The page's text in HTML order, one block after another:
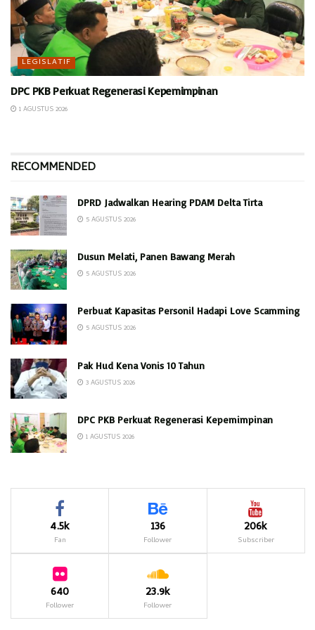
LEGISLATIF
DPC PKB Perkuat Regenerasi Kepemimpinan
1 AGUSTUS 2026
RECOMMENDED
DPRD Jadwalkan Hearing PDAM Delta Tirta
5 AGUSTUS 2026
Dusun Melati, Panen Bawang Merah
5 AGUSTUS 2026
Perbuat Kapasitas Personil Hadapi Love Scamming
5 AGUSTUS 2026
Pak Hud Kena Vonis 10 Tahun
3 AGUSTUS 2026
DPC PKB Perkuat Regenerasi Kepemimpinan
1 AGUSTUS 2026
4.5k
Fan
136
Follower
206k
Subscriber
640
Follower
23.9k
Follower